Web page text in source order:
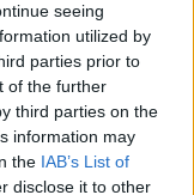
seeing
utilized by
parties prior to
of the further
third parties on the
information may
the IAB’s List of
disclose it to other